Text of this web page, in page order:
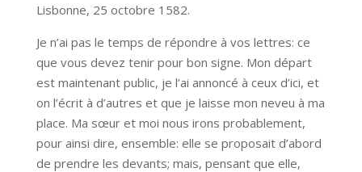
Lisbonne, 25 octobre 1582.
Je n’ai pas le temps de répondre à vos lettres: ce
que vous devez tenir pour bon signe. Mon départ
est maintenant public, je l’ai annoncé à ceux d’ici, et
on l’écrit à d’autres et que je laisse mon neveu à ma
place. Ma sœur et moi nous irons probablement,
pour ainsi dire, ensemble: elle se proposait d’abord
de prendre les devants; mais, pensant que elle,